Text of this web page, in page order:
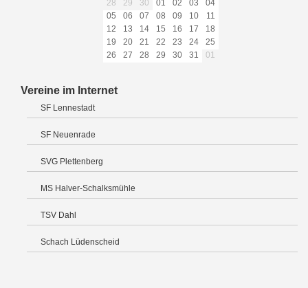
28
29 30 01 02 03
04
05
06 07 08 09 10
11
12
13 14 15 16 17
18
19
20 21 22 23 24
25
26
27 28 29 30 31 01
Vereine im Internet
SF Lennestadt
SF Neuenrade
SVG Plettenberg
MS Halver-Schalksmühle
TSV Dahl
Schach Lüdenscheid